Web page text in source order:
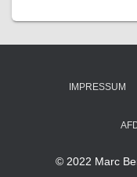
IMPRESSUM
© 2022 Marc